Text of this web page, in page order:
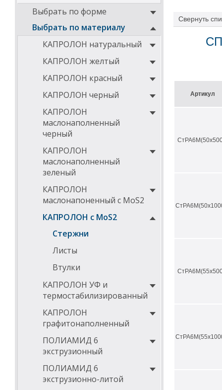
Выбрать по форме
Выбрать по материалу
КАПРОЛОН натуральный
КАПРОЛОН желтый
КАПРОЛОН красный
КАПРОЛОН черный
КАПРОЛОН
маслонаполненный
черный
КАПРОЛОН
маслонаполненный
зеленый
КАПРОЛОН
маслонапоненный с MoS2
КАПРОЛОН с MoS2
Стержни
Листы
Втулки
КАПРОЛОН УФ и
термостабилизированный
КАПРОЛОН
графитонаполненный
ПОЛИАМИД 6
экструзионный
ПОЛИАМИД 6
экструзионно-литой
Свернуть
Артикул